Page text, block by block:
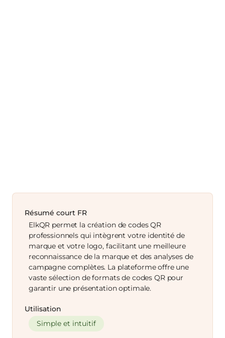
Résumé court FR
ElkQR permet la création de codes QR
professionnels qui intègrent votre identité de
marque et votre logo, facilitant une meilleure
reconnaissance de la marque et des analyses de
campagne complètes. La plateforme offre une
vaste sélection de formats de codes QR pour
garantir une présentation optimale.
Utilisation
Simple et intuitif